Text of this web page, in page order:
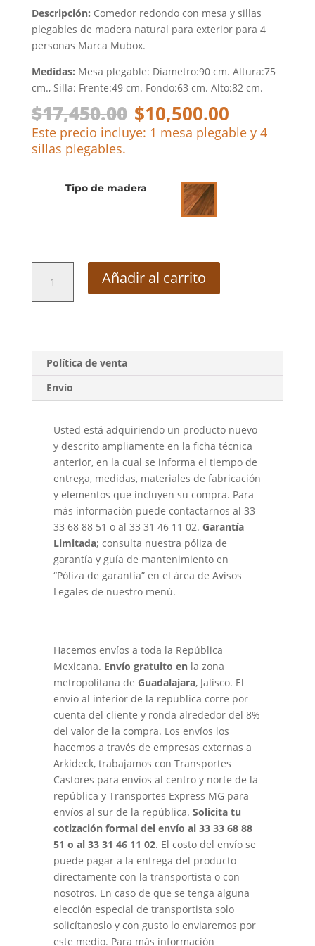
Descripción: Comedor redondo con mesa y sillas
plegables de madera natural para exterior para 4
personas Marca Mubox.
Medidas: Mesa plegable: Diametro:90 cm. Altura:75
cm., Silla: Frente:49 cm. Fondo:63 cm. Alto:82 cm.
$17,450.00 $10,500.00
Este precio incluye: 1 mesa plegable y 4
sillas plegables.
Tipo de madera
Comedor
Redondo
cantidad
Añadir al carrito
Política de venta
Envío
Usted está adquiriendo un producto nuevo
y descrito ampliamente en la ficha técnica
anterior, en la cual se informa el tiempo de
entrega, medidas, materiales de fabricación
y elementos que incluyen su compra. Para
más información puede contactarnos al 33
33 68 88 51 o al 33 31 46 11 02. Garantía
Limitada; consulta nuestra póliza de
garantía y guía de mantenimiento en
“Póliza de garantía” en el área de Avisos
Legales de nuestro menú.
Hacemos envíos a toda la República
Mexicana. Envío gratuito enla zona
metropolitana de Guadalajara, Jalisco. El
envío al interior de la republica corre por
cuenta del cliente y ronda alrededor del 8%
del valor de la compra. Los envíos los
hacemos a través de empresas externas a
Arkideck, trabajamos con Transportes
Castores para envíos al centro y norte de la
república y Transportes Express MG para
envíos al sur de la república. Solicita tu
cotización formal del envío al 33 33 68 88
51 o al 33 31 46 11 02. El costo del envío se
puede pagar a la entrega del producto
directamente con la transportista o con
nosotros. En caso de que se tenga alguna
elección especial de transportista solo
solicítanoslo y con gusto lo enviaremos por
este medio. Para más información